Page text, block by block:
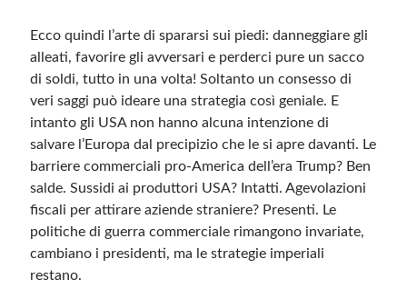
Ecco quindi l’arte di spararsi sui piedi: danneggiare gli
alleati, favorire gli avversari e perderci pure un sacco
di soldi, tutto in una volta! Soltanto un consesso di
veri saggi può ideare una strategia così geniale. E
intanto gli USA non hanno alcuna intenzione di
salvare l’Europa dal precipizio che le si apre davanti. Le
barriere commerciali pro-America dell’era Trump? Ben
salde. Sussidi ai produttori USA? Intatti. Agevolazioni
fiscali per attirare aziende straniere? Presenti. Le
politiche di guerra commerciale rimangono invariate,
cambiano i presidenti, ma le strategie imperiali
restano.